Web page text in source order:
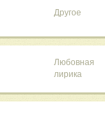
Другое
Любовная
лирика